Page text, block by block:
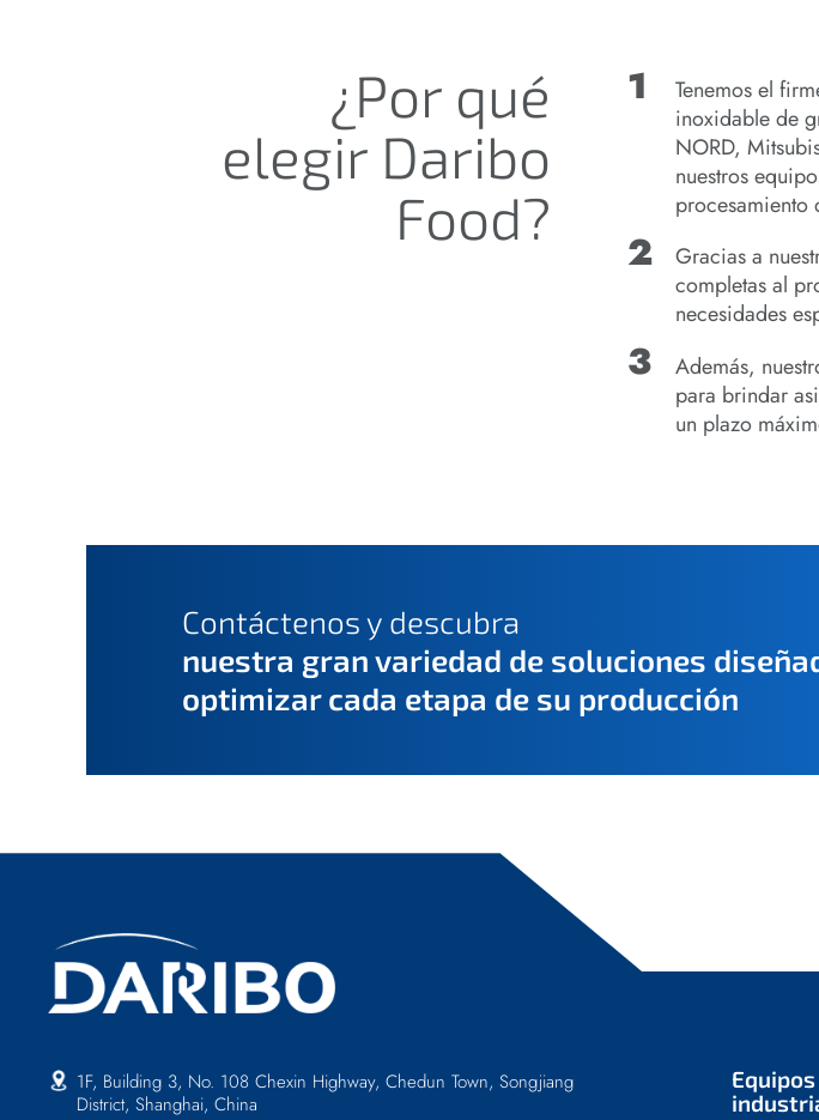
¿Por qué
elegir Daribo
Food?
Tenemos el
inoxidable de
NORD,
nuestros
procesamiento
Gracias a
completas al
necesidades
Además,
para brindar
un plazo
Contáctenos y descubra
nuestra gran variedad de soluciones
optimizar cada etapa de su producción
1F, Building 3, No. 108 Chexin Highway, Chedun Town, Songjiang
District, Shanghai, China